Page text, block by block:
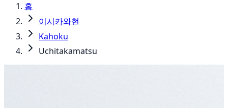
홈
이시카와현
Kahoku
Uchitakamatsu